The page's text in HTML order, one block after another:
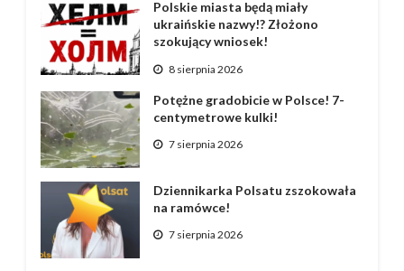
Polskie miasta będą miały
ukraińskie nazwy!? Złożono
szokujący wniosek!
8 sierpnia 2026
Potężne gradobicie w Polsce! 7-
centymetrowe kulki!
7 sierpnia 2026
Dziennikarka Polsatu zszokowała
na ramówce!
7 sierpnia 2026